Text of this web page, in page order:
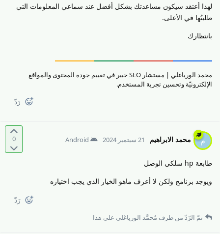
لهذا أعتقد سيكون مساعدتك بشكل أفضل عند سماعي المعلومات التي
طلبتُها في الأعلى.
بانتظارك
محمد الورياغلي | مستشار SEO خبير في تقييم جودة المحتوى والمواقع
الإلكترونيّة وتحسين تجربة المستخدم.
رَدّ
0 م محمد الابراهيم 21 سبتمبر 2024 Android
طابعة hp سلكي الوصل
ويوجد برنامج ولكن لا أعرف ماهو الخيار الذي يجب اختياره
رَدّ
تمّ الرّدّ من طرف مُحمَّد الورياغلي على هذا